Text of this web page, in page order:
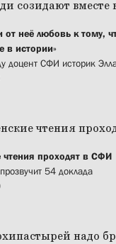
неё любовь к тому,
в истории»
доцент СФИ историк
чтения проходят в СФИ
54 доклада